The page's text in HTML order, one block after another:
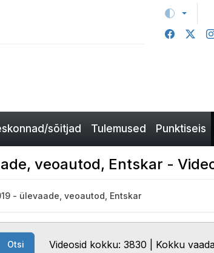
sõitjad Tulemused Punktiseis
veoautod, Entskar -
- ülevaade, veoautod, Entskar
Otsi Videosid kokku: 3830 | Kokku